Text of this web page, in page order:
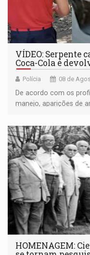
VÍDEO: Serpente
Coca-Cola é
Polícia 08 de
De acordo com os
manejo, aparições de
HOMENAGEM: